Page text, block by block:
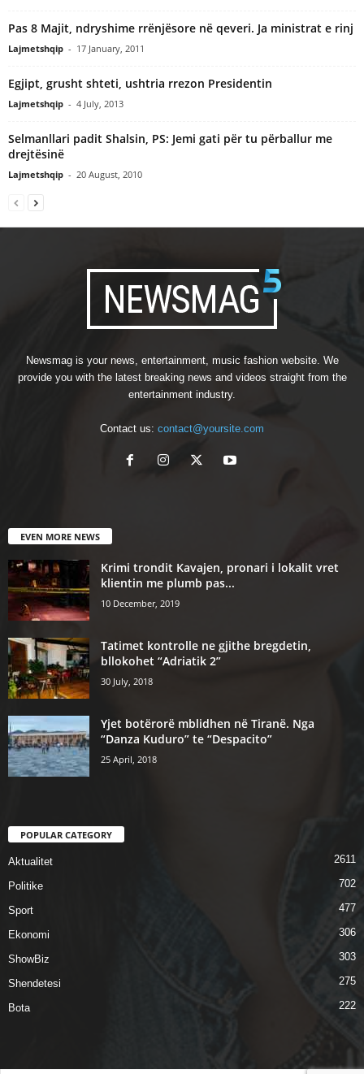
Pas 8 Majit, ndryshime rrënjësore në qeveri. Ja ministrat e rinj
Lajmetshqip - 17 January, 2011
Egjipt, grusht shteti, ushtria rrezon Presidentin
Lajmetshqip - 4 July, 2013
Selmanllari padit Shalsin, PS: Jemi gati për tu përballur me
drejtësinë
Lajmetshqip - 20 August, 2010
Newsmag is your news, entertainment, music fashion website. We
provide you with the latest breaking news and videos straight from the
entertainment industry.
Contact us: contact@yoursite.com
EVEN MORE NEWS
Krimi trondit Kavajen, pronari i lokalit vret
klientin me plumb pas...
10 December, 2019
Tatimet kontrolle ne gjithe bregdetin,
bllokohet “Adriatik 2”
30 July, 2018
Yjet botërorë mblidhen në Tiranë. Nga
“Danza Kuduro” te “Despacito”
25 April, 2018
POPULAR CATEGORY
Aktualitet 2611
Politike 702
Sport 477
Ekonomi 306
ShowBiz 303
Shendetesi 275
Bota 222